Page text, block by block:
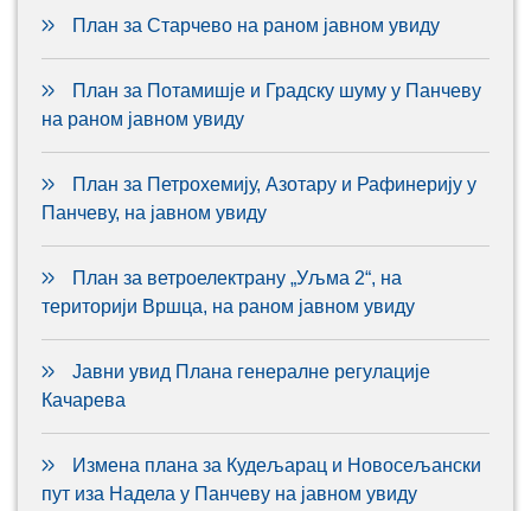
План за Старчево на раном јавном увиду
План за Потамишје и Градску шуму у Панчеву
на раном јавном увиду
План за Петрохемију, Азотару и Рафинерију у
Панчеву, на јавном увиду
План за ветроелектрану „Уљма 2“, на
територији Вршца, на раном јавном увиду
Јавни увид Плана генералне регулације
Качарева
Измена плана за Кудељарац и Новосељански
пут иза Надела у Панчеву на јавном увиду